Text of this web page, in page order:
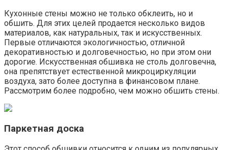
Кухонные стены можно не только обклеить, но и
обшить. Для этих целей продается несколько видов
материалов, как натуральных, так и искусственных.
Первые отличаются экологичностью, отличной
декоративностью и долговечностью, но при этом они
дорогие. Искусственная обшивка не столь долговечна,
она препятствует естественной микроциркуляции
воздуха, зато более доступна в финансовом плане.
Рассмотрим более подробно, чем можно обшить стены.
Паркетная доска